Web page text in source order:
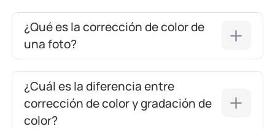
¿Qué es la corrección de color de
una foto?
¿Cuál es la diferencia entre
corrección de color y gradación de
color?